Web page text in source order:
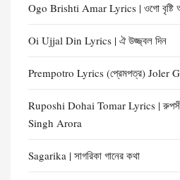
Ogo Brishti Amar Lyrics | ওগো বৃষ্টি
Oi Ujjal Din Lyrics | ঐ উজ্জ্বল দিন
Prempotro Lyrics (প্রেমপত্র) Joler
Ruposhi Dohai Tomar Lyrics |
Singh Arora
Sagarika | সাগরিকা গানের কথা